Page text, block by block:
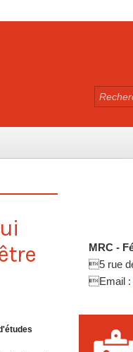
MRC -
5 rue
Email :